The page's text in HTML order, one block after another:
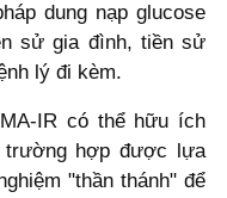
dung nạp glucose
sử gia đình, tiền sử
lý đi kèm.
IR có thể hữu ích
trường hợp được lựa
"thần thánh" để